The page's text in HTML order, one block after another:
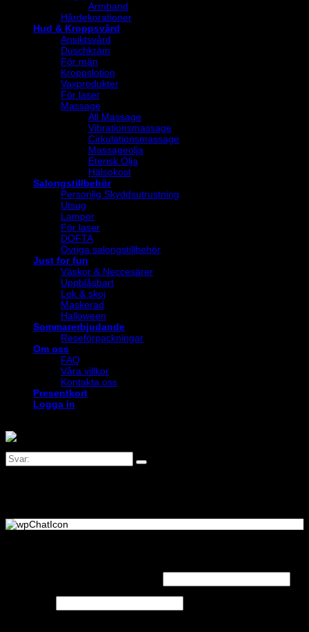
Armband
Hårdekorationer
Hud & Kroppsvård
Ansiktsvård
Duschkräm
För män
Kroppslotion
Vaxprodukter
För laser
Massage
All Massage
Vibrationsmassage
Cirkulationsmassage
Massageolja
Eterisk Olja
Hälsokost
Salongstillbehör
Personlig Skyddsutrustning
Utsug
Lampor
För laser
DOFTA
Övriga salongstillbehör
Just for fun
Väskor & Neccesärer
Uppblåsbart
Lek & skoj
Maskerad
Halloween
Sommarerbjudande
Reseförpackningar
Om oss
FAQ
Våra villkor
Kontakta oss
Presentkort
Logga in